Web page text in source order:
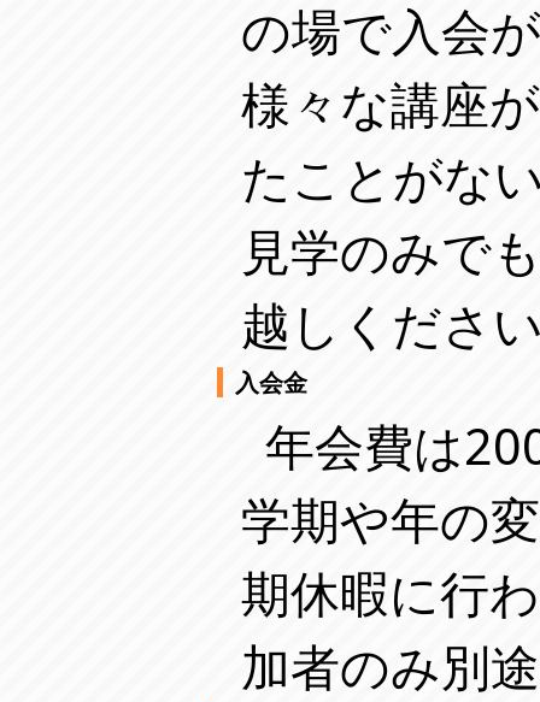
の場で入会
様々な講座
たことがな
見学のみで
越しくださ
入会金
年会費は
学期や年の
期休暇に行
加者のみ別